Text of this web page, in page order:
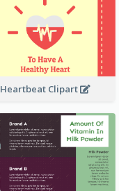
Heartbeat Clipart